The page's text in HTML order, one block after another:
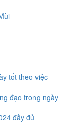
tốt theo việc
đạo trong ngày
đầy đủ